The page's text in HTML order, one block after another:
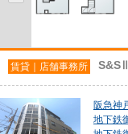
賃貸｜店舗事務所
阪急神
地下鉄